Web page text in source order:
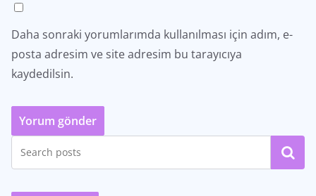
Daha sonraki yorumlarımda kullanılması için adım, e-
posta adresim ve site adresim bu tarayıcıya
kaydedilsin.
Ara